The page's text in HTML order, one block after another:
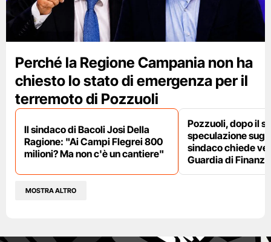
Perché la Regione Campania non ha
chiesto lo stato di emergenza per il
terremoto di Pozzuoli
Il sindaco di Bacoli Josi Della
Ragione: "Ai Campi Flegrei 800
milioni? Ma non c'è un cantiere"
Pozzuoli, dopo il
speculazione
sindaco chiede
Guardia di Finanza
MOSTRA ALTRO